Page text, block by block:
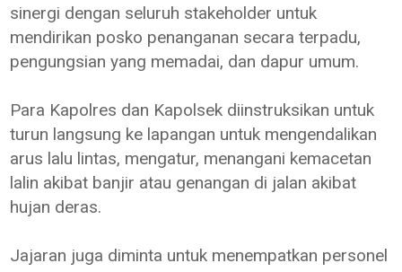
sinergi dengan seluruh stakeholder untuk
mendirikan posko penanganan secara terpadu,
pengungsian yang memadai, dan dapur umum.
Para Kapolres dan Kapolsek diinstruksikan untuk
turun langsung ke lapangan untuk mengendalikan
arus lalu lintas, mengatur, menangani kemacetan
lalin akibat banjir atau genangan di jalan akibat
hujan deras.
Jajaran juga diminta untuk menempatkan personel